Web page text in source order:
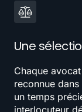
Une
Chaque
reconnue
un temps